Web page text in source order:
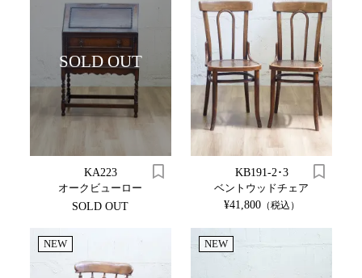
SOLD OUT
KA223
オークビューロー
SOLD OUT
KB191-2･3
ベントウッドチェア
¥41,800（税込）
NEW NEW